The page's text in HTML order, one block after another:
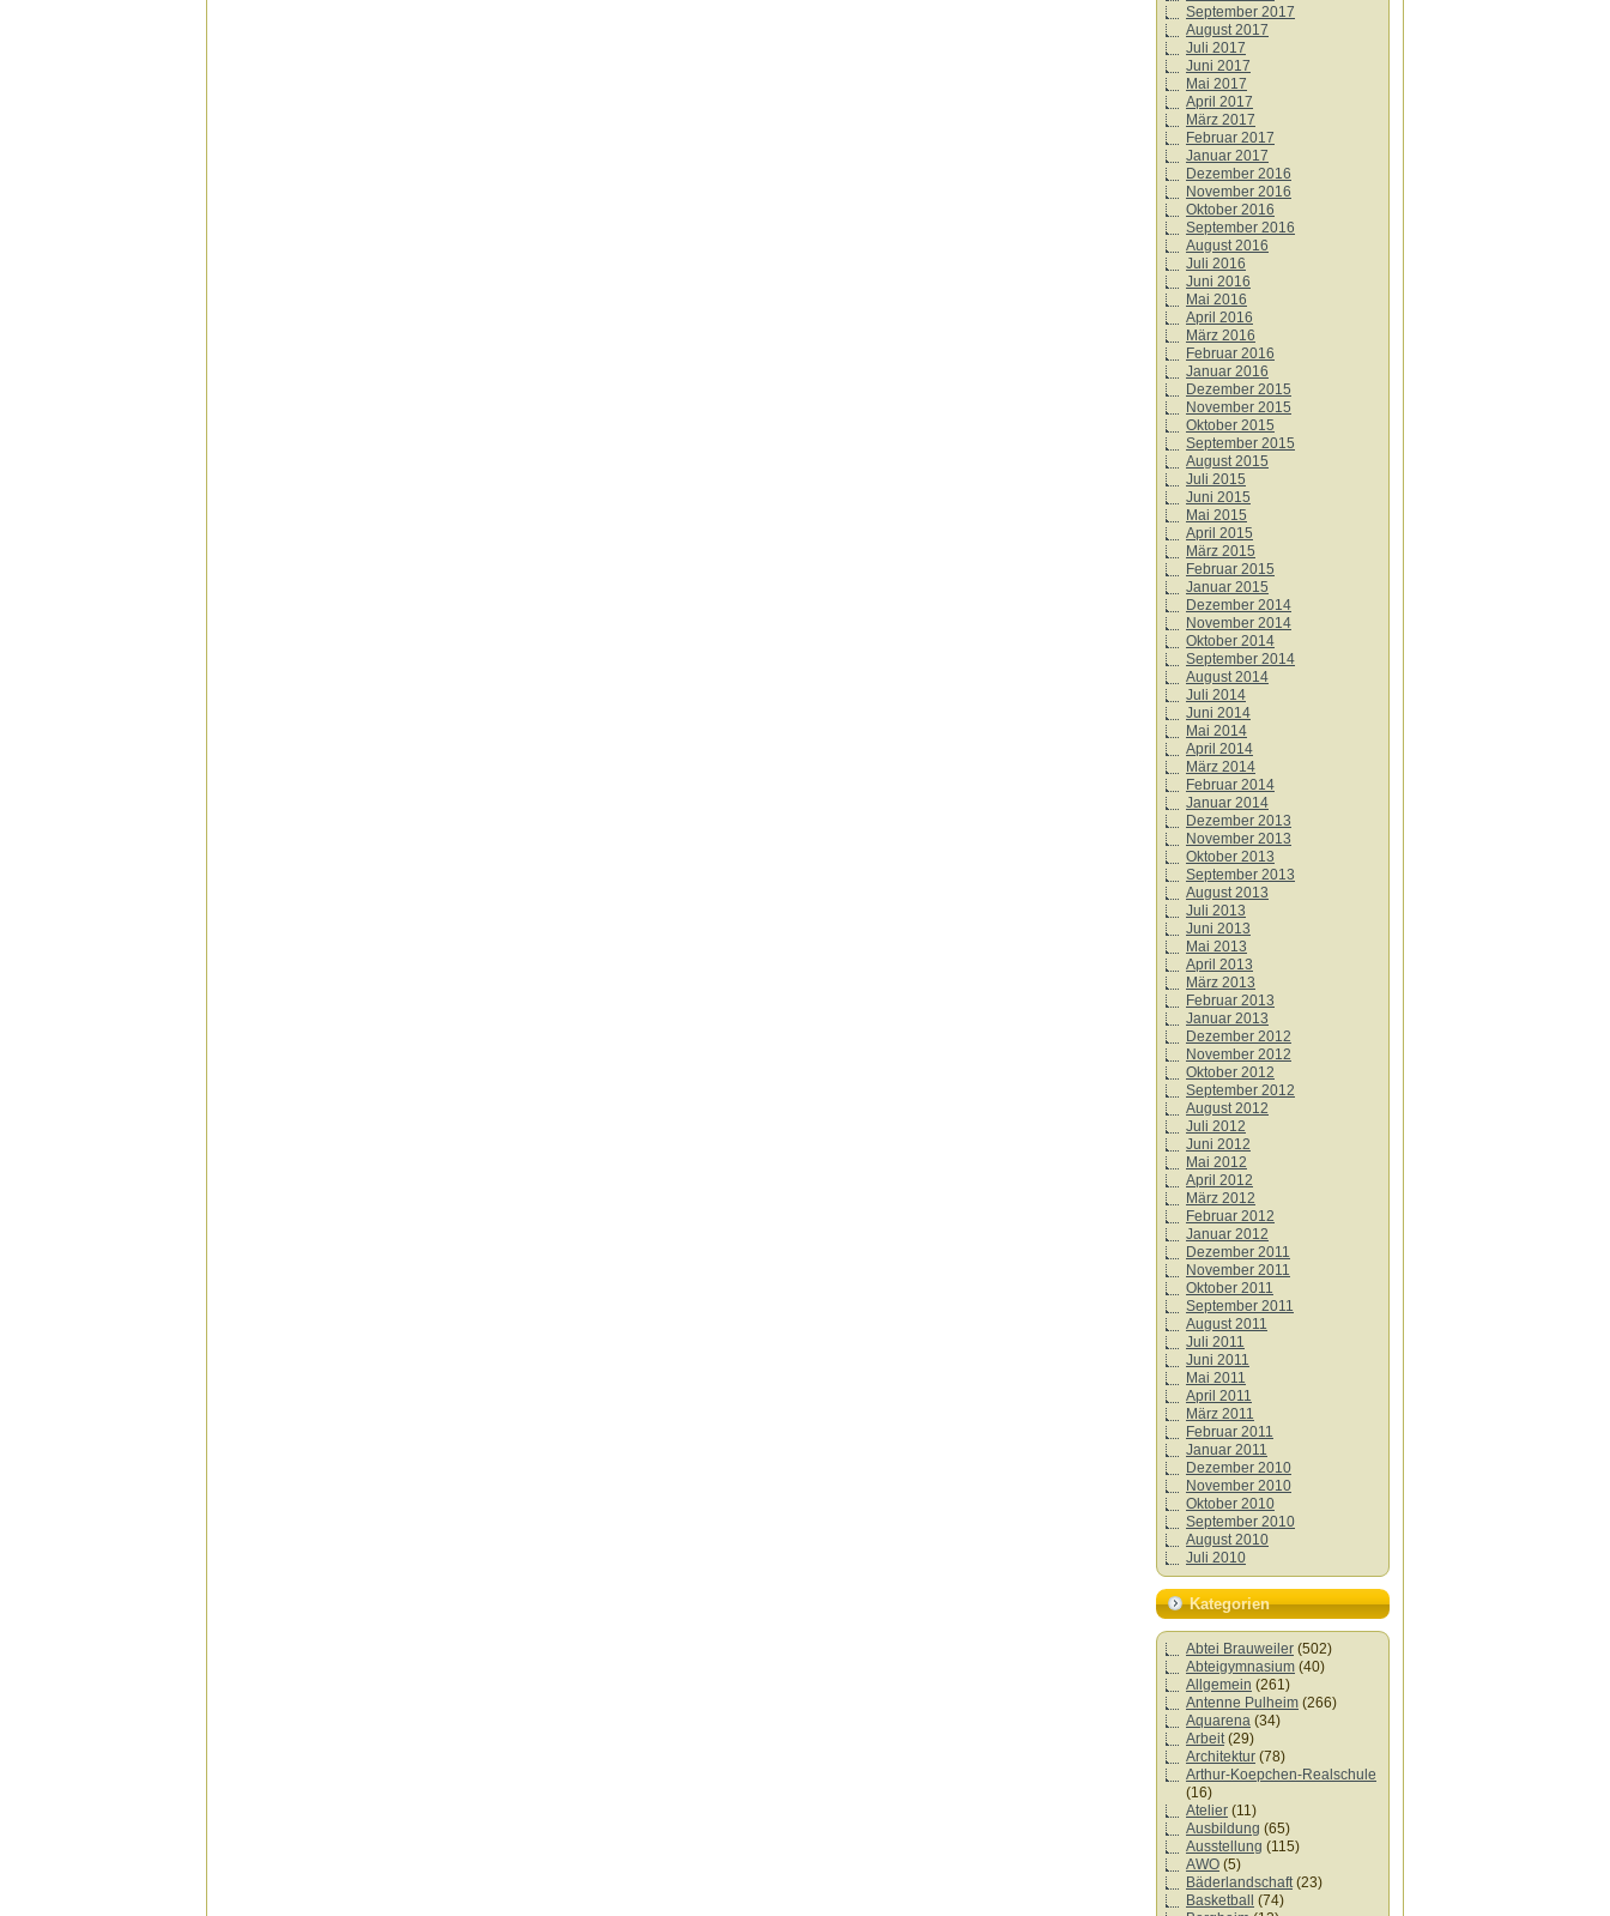
September 2017
August 2017
Juli 2017
Juni 2017
Mai 2017
April 2017
März 2017
Februar 2017
Januar 2017
Dezember 2016
November 2016
Oktober 2016
September 2016
August 2016
Juli 2016
Juni 2016
Mai 2016
April 2016
März 2016
Februar 2016
Januar 2016
Dezember 2015
November 2015
Oktober 2015
September 2015
August 2015
Juli 2015
Juni 2015
Mai 2015
April 2015
März 2015
Februar 2015
Januar 2015
Dezember 2014
November 2014
Oktober 2014
September 2014
August 2014
Juli 2014
Juni 2014
Mai 2014
April 2014
März 2014
Februar 2014
Januar 2014
Dezember 2013
November 2013
Oktober 2013
September 2013
August 2013
Juli 2013
Juni 2013
Mai 2013
April 2013
März 2013
Februar 2013
Januar 2013
Dezember 2012
November 2012
Oktober 2012
September 2012
August 2012
Juli 2012
Juni 2012
Mai 2012
April 2012
März 2012
Februar 2012
Januar 2012
Dezember 2011
November 2011
Oktober 2011
September 2011
August 2011
Juli 2011
Juni 2011
Mai 2011
April 2011
März 2011
Februar 2011
Januar 2011
Dezember 2010
November 2010
Oktober 2010
September 2010
August 2010
Juli 2010
Kategorien
Abtei Brauweiler (502)
Abteigymnasium (40)
Allgemein (261)
Antenne Pulheim (266)
Aquarena (34)
Arbeit(29)
Architektur (78)
Arthur-Koepchen-Realschule
(16)
Atelier (11)
Ausbildung (65)
Ausstellung (115)
AWO (5)
Bäderlandschaft(23)
Basketball
(74)